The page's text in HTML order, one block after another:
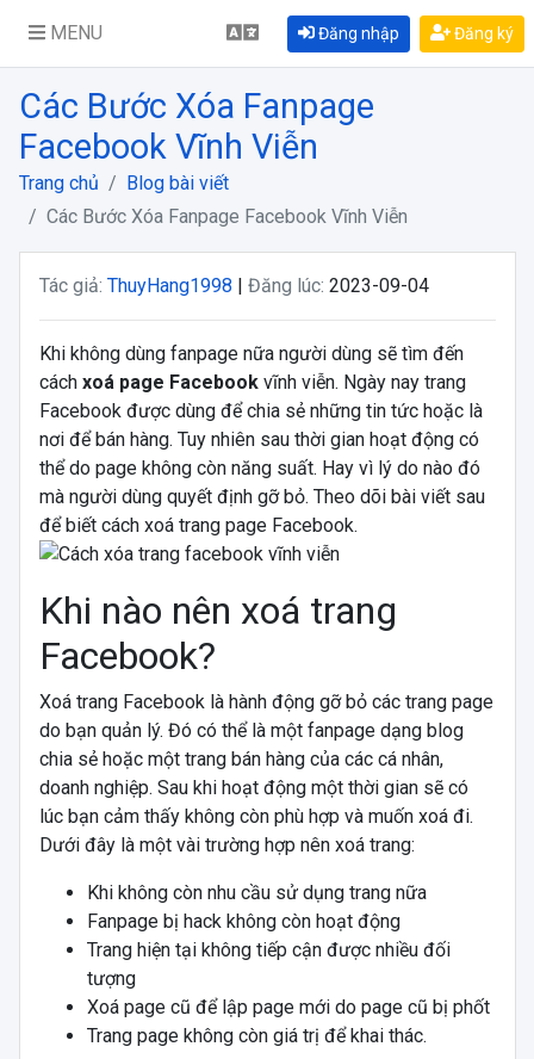
MENU Đăng nhập Đăng ký
Các Bước Xóa Fanpage
Facebook Vĩnh Viễn
Trang chủ
Blog bài viết
Các Bước Xóa Fanpage Facebook Vĩnh Viễn
Tác giả: ThuyHang1998 | Đăng lúc: 2023-09-04
Khi không dùng fanpage nữa người dùng sẽ tìm đến
cáchxoá page Facebookvĩnh viễn. Ngày nay trang
Facebook được dùng để chia sẻ những tin tức hoặc là
nơi để bán hàng. Tuy nhiên sau thời gian hoạt động có
thể do page không còn năng suất. Hay vì lý do nào đó
mà người dùng quyết định gỡ bỏ. Theo dõi bài viết sau
để biết cách xoá trang page Facebook.
Khi nào nên xoá trang
Facebook?
Xoá trang Facebook là hành động gỡ bỏ các trang page
do bạn quản lý. Đó có thể là một fanpage dạng blog
chia sẻ hoặc một trang bán hàng của các cá nhân,
doanh nghiệp. Sau khi hoạt động một thời gian sẽ có
lúc bạn cảm thấy không còn phù hợp và muốn xoá đi.
Dưới đây là một vài trường hợp nên xoá trang:
Khi không còn nhu cầu sử dụng trang nữa
Fanpage bị hack không còn hoạt động
Trang hiện tại không tiếp cận được nhiều đối
tượng
Xoá page cũ để lập page mới do page cũ bị phốt
Trang page không còn giá trị để khai thác.